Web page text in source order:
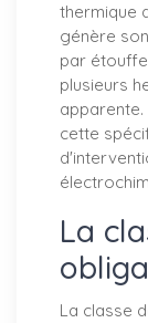
thermique
génère
par
plusieurs
cette
La
La classe